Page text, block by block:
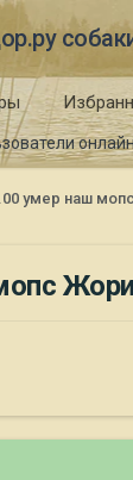
умер наш